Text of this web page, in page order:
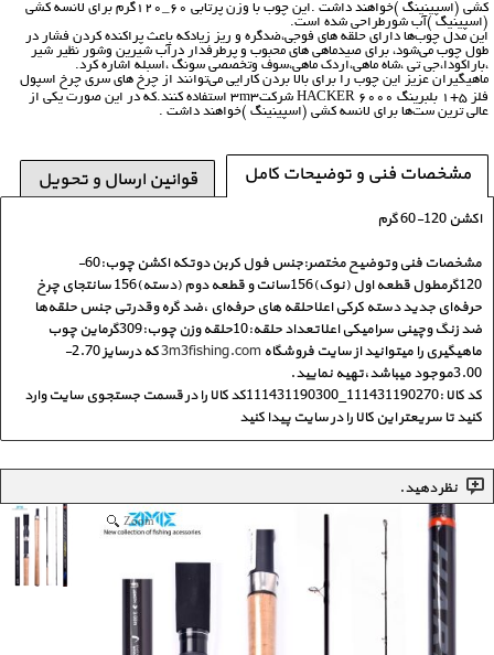
کشی (اسپینینگ )خواهند داشت .این چوب با وزن پرتابی 60_120گرم برای لانسه کشی
(اسپینیگ )آب شورطراحی شده است.
این مدل چوب‌ها دارای حلقه های فوجی،ضدگره و ریز زیادکه باعث پراکنده کردن فشار در
طول چوب‌‌ می‌شود، برای صیدماهی های محبوب و پرطرفدار درآب شیرین وشور نظیر شیر
،باراکودا،جی تی ،شاه ماهی،اردک ماهی،سوف وتخصصی سونگ ،اسبله اشاره کرد.
ماهیگیران عزیز این چوب را برای بالا بردن کارایی‌‌ می‌توانند از چرخ های سری چرخ اسپول
فلز 5+1 بلبرینگ HACKER 6000 شرکت3m3 استفاده کنند.که در این صورت یکی از
عالی ترین ست‌ها برای لانسه کشی (اسپینینگ )خواهند داشت .
مشخصات فنی و توضیحات کامل قوانین ارسال و تحویل
اکشن 120-60 گرم
مشخصات فنی وتوضیح مختصر:جنس فول کربن دوتکه اکشن چوب:60-
120گرمطول قطعه اول (نوک)156سانت و قطعه دوم (دسته)156 سانتجای چرخ
حرفه‌ای جدید دسته کرکی اعلاحلقه های حرفه‌ای ،ضد گره وقدرتی جنس حلقه‌ها
ضد زنگ وچینی سرامیکی اعلاتعداد حلقه:10حلقه وزن چوب:309گرماین چوب
ماهیگیری را میتوانید از سایت فروشگاه 3m3fishing.com
که درسایز 2.70-
3.00موجود میباشد،تهیه نمایید.
کد کالا :111431190270_111431190300کد کالا را در قسمت جستجوی سایت وارد
کنید تا سریعتر این کالا را در سایت پیدا کنید
نظر دهید.
Zoom